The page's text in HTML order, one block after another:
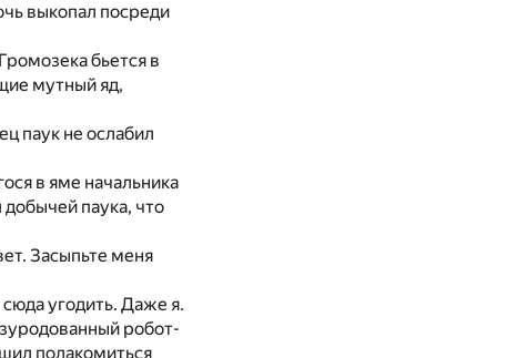
выкопал посреди
бьется в
мутный яд,
паук не ослабил
в яме начальника
паука, что
Засыпьте меня
угодить. Даже я.
робот-
полакомиться